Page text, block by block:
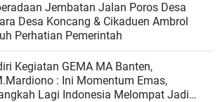
Jembatan Jalan Poros Desa
Desa Koncang & Cikaduen Ambrol
Perhatian Pemerintah
Kegiatan GEMA MA Banten,
: Ini Momentum Emas,
Lagi Indonesia Melompat Jadi